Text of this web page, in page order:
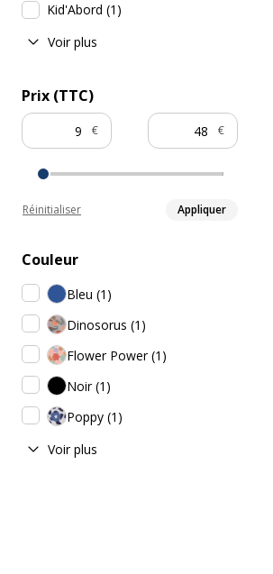
Kid'Abord (1 )
Voir plus
Prix (TTC)
€ €
Réinitialiser Appliquer
Couleur
Bleu (1 )
Dinosorus (1 )
Flower Power(1 )
Noir(1 )
Poppy (1 )
Voir plus